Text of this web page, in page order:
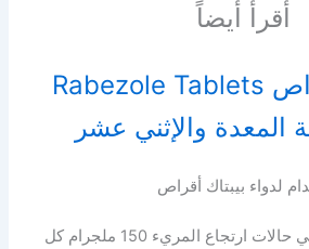
أقرأ أيضاً
رابيزول أقراص Rabezole Tablets
المعدة والإثني عشر
لدواء بيبتاك أقراص
الجرعة المعتادة وهذا في حالات ارتجاع المريء 150 ملجرام كل